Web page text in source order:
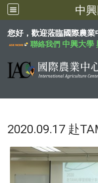
中
您好，歡迎蒞臨國際農業
聯絡我們 中興大學
2020.09.17 赴